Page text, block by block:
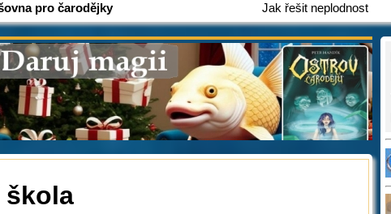
pro čarodějky
Jak řešit neplodnost
škola